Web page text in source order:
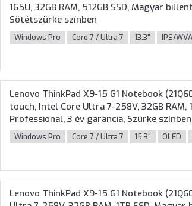
165U, 32GB RAM, 512GB SSD, Magyar
Sötétszürke színben
Windows Pro Core 7 / Ultra 7 13.3" IPS/WVA
Lenovo ThinkPad X9-15 G1 Notebook
touch, Intel Core Ultra 7-258V, 32GB RAM,
Professional, 3 év garancia, Szürke színben
Windows Pro Core 7 / Ultra 7 15.3" OLED
Lenovo ThinkPad X9-15 G1 Notebook